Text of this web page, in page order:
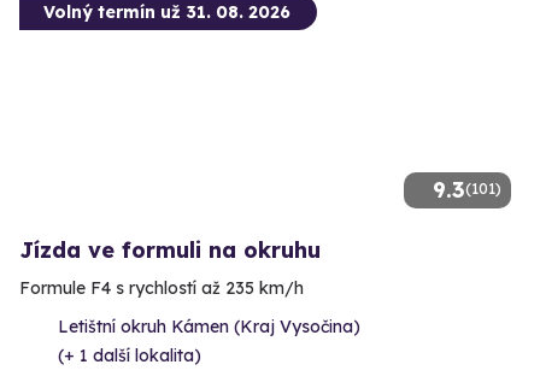
9.3(101)
Volný termín už 31. 08. 2026
Jízda ve formuli na okruhu
Formule F4 s rychlostí až 235 km/h
Letištní okruh Kámen (Kraj Vysočina)
(+ 1 další lokalita)